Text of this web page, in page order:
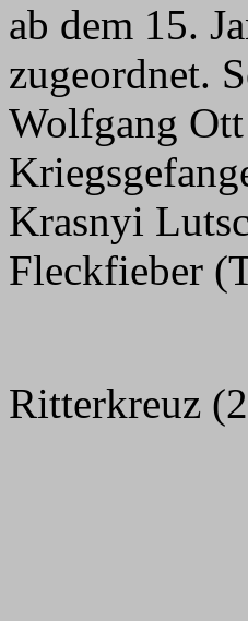
ab dem 15.
zugeordnet.
Wolfgang
Krasnyi
Fleckfieber
Ritterkreuz